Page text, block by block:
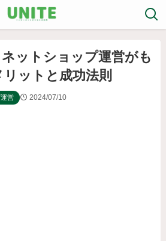
ネットショップ運営がも
ットと成功法則
営 2024/07/10